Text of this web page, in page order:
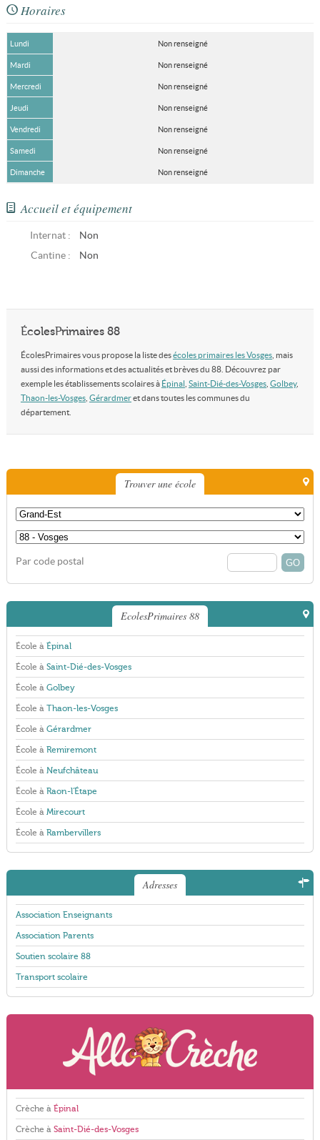
Horaires
Lundi Non renseigné
Mardi Non renseigné
Mercredi Non renseigné
Jeudi Non renseigné
Vendredi Non renseigné
Samedi Non renseigné
Dimanche Non renseigné
Accueil et équipement
Internat :
Non
Cantine :
Non
ÉcolesPrimaires 88
ÉcolesPrimaires vous propose la liste desécoles primaires les Vosges, mais
aussi des informations et des actualités et brèves du 88. Découvrez par
exemple les établissements scolaires à Épinal Saint-Dié-des-Vosges, Golbey,
Thaon-les-Vosges, Gérardmeret dans toutes les communes du
département.
Trouver une école
Par code postal
EcolesPrimaires 88
École à Épinal
École à Saint-Dié-des-Vosges
École à Golbey
École à Thaon-les-Vosges
École à Gérardmer
École à Remiremont
École à Neufchâteau
École à Raon-l'Étape
École à Mirecourt
École à Rambervillers
Adresses
Association Enseignants
Association Parents
Soutien scolaire 88
Transport scolaire
Crèche à Épinal
Crèche à Saint-Dié-des-Vosges